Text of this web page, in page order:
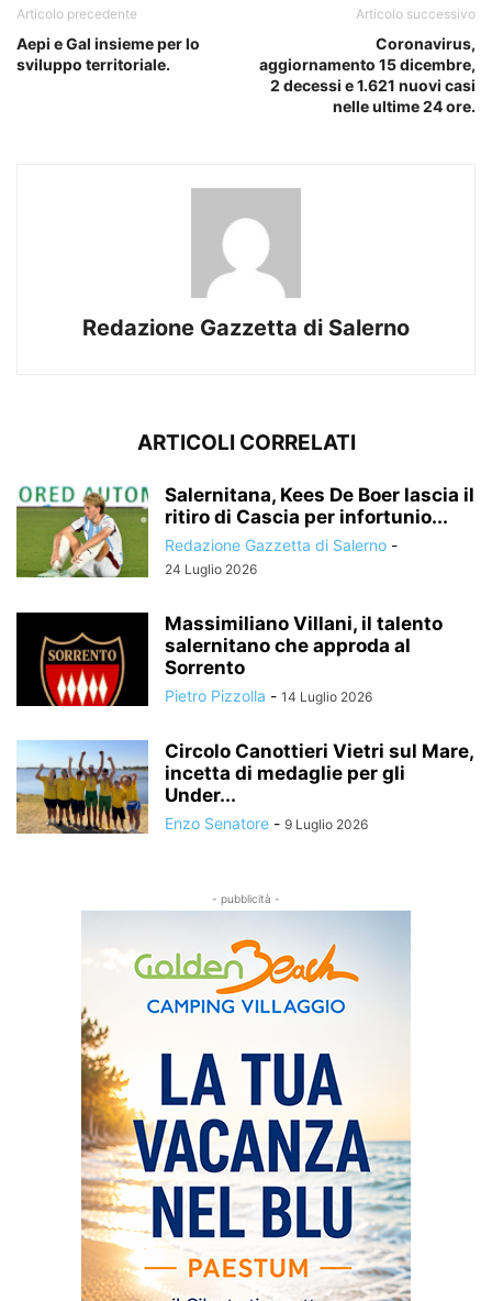
Articolo precedente
Aepi e Gal insieme per lo
sviluppo territoriale.
Articolo successivo
Coronavirus,
aggiornamento 15 dicembre,
2 decessi e 1.621 nuovi casi
nelle ultime 24 ore.
Redazione Gazzetta di Salerno
ARTICOLI CORRELATI
Salernitana, Kees De Boer lascia il
ritiro di Cascia per infortunio...
Redazione Gazzetta di Salerno -
24 Luglio 2026
Massimiliano Villani, il talento
salernitano che approda al
Sorrento
Pietro Pizzolla - 14 Luglio 2026
Circolo Canottieri Vietri sul Mare,
incetta di medaglie per gli
Under...
Enzo Senatore - 9 Luglio 2026
- pubblicità -